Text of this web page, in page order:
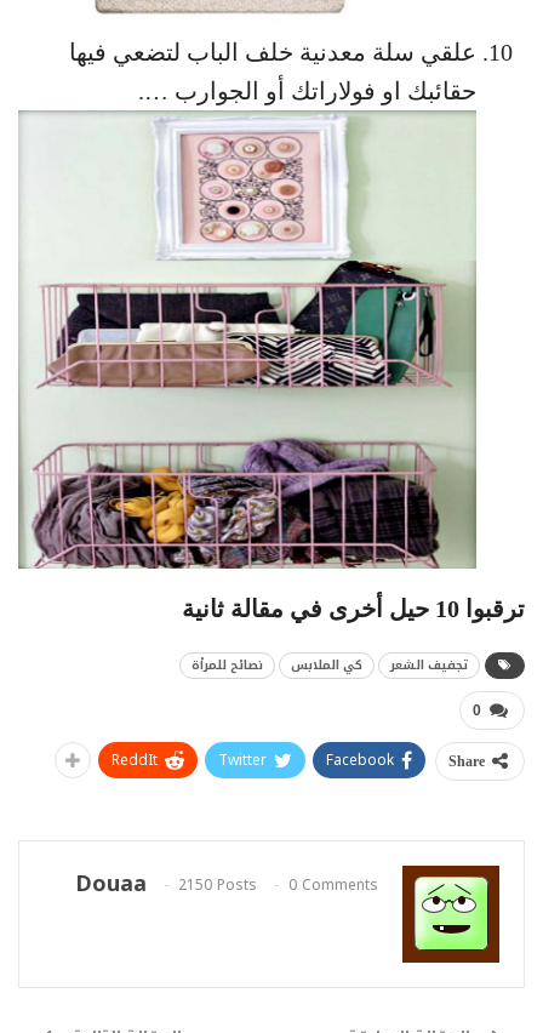
علقي سلة معدنية خلف الباب لتضعي فيها
حقائبك او فولاراتك أو الجوارب ….
ترقبوا 10 حيل أخرى في مقالة ثانية
تجفيف الشعر كي الملابس نصائح للمرأة
0
Share
Facebook
Twitter
ReddIt
Douaa 2150 Posts 0 Comments